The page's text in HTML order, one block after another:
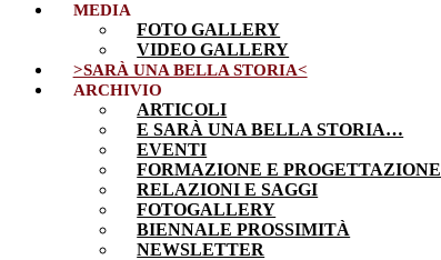
MEDIA
FOTO GALLERY
VIDEO GALLERY
>SARÀ UNA BELLA STORIA<
ARCHIVIO
ARTICOLI
E SARÀ UNA BELLA STORIA…
EVENTI
FORMAZIONE E PROGETTAZIONE
RELAZIONI E SAGGI
FOTOGALLERY
BIENNALE PROSSIMITÀ
NEWSLETTER